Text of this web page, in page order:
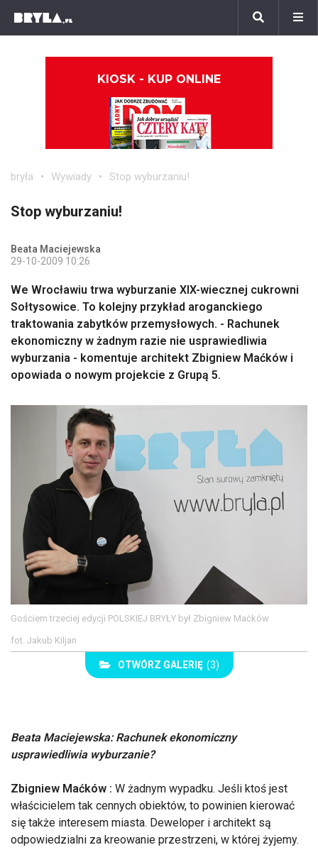
KIOSK - KUP ONLINE
bryła Wywiady Stop wyburzaniu!
Stop wyburzaniu!
Beata Maciejewska
29-10-2009 10:26
We Wrocławiu trwa wyburzanie XIX-wiecznej cukrowni
Sołtysowice. To kolejny przykład aroganckiego
traktowania zabytków przemysłowych. - Rachunek
ekonomiczny w żadnym razie nie usprawiedliwia
wyburzania - komentuje architekt Zbigniew Maćków i
opowiada o nowym projekcie z Grupą 5.
Gościem trzeciej edycji POLSKIEJ BRYŁY był Zbigniew Maćków
fot. Jakub Kiljan
OTWÓRZ GALERIĘ (3)
Beata Maciejewska: Rachunek ekonomiczny
usprawiedliwia wyburzanie?
Zbigniew Maćków : W żadnym wypadku. Jeśli ktoś jest
właścicielem tak cennych obiektów, to powinien kierować
się także interesem miasta. Deweloper i architekt są
odpowiedzialni za kreowanie przestrzeni, w której żyjemy.